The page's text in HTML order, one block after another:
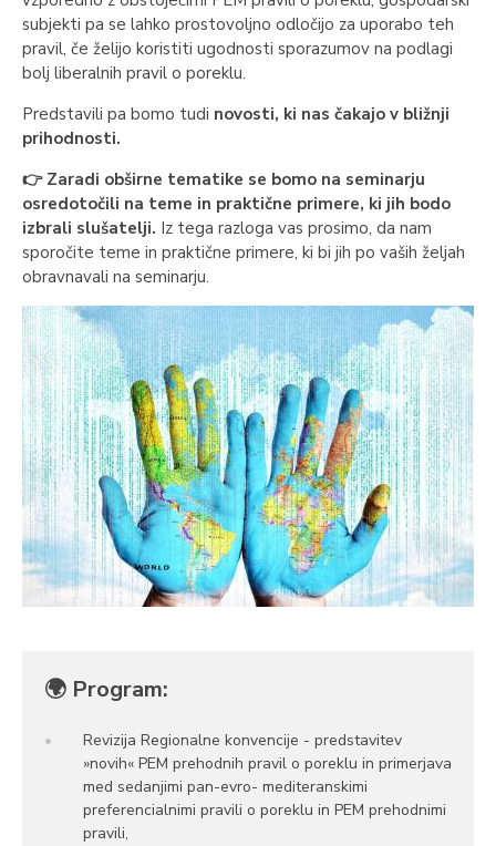
subjekti pa se lahko prostovoljno odločijo za uporabo teh
pravil, če želijo koristiti ugodnosti sporazumov na podlagi
bolj liberalnih pravil o poreklu.
Predstavili pa bomo tudi novosti, ki nas čakajo v bližnji
prihodnosti.
👉 Zaradi obširne tematike se bomo na seminarju
osredotočili na teme in praktične primere, ki jih bodo
izbrali slušatelji. Iz tega razloga vas prosimo, da nam
sporočite teme in praktične primere, ki bi jih po vaših željah
obravnavali na seminarju.
🌍 Program:
Revizija Regionalne konvencije - predstavitev
»novih« PEM prehodnih pravil o poreklu in primerjava
med sedanjimi pan-evro- mediteranskimi
preferencialnimi pravili o poreklu in PEM prehodnimi
pravili,